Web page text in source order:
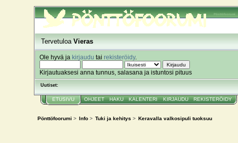
Pönttöfoorumi
TervetuloaVieras
Ole hyvä ja kirjaudu tai rekisteröidy.
Kirjautuaksesi anna tunnus, salasana ja istuntosi pituus
Uutiset:
ETUSIVU OHJEET HAKU KALENTERI KIRJAUDU REKISTERÖIDY
Pönttöfoorumi > Info> Tuki ja kehitys > Keravalla valkosipuli tuoksuu